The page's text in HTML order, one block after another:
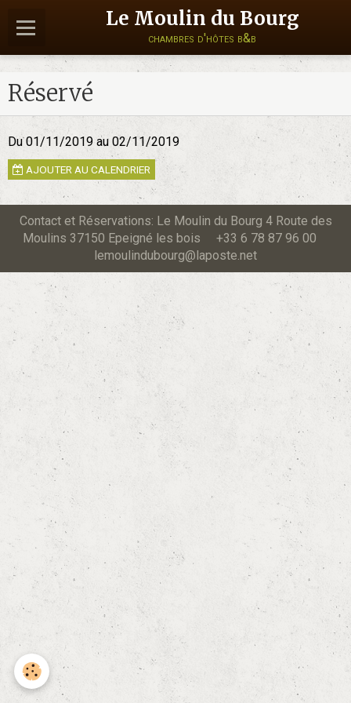
Le Moulin du Bourg
chambres d'hôtes b&b
Réservé
Du 01/11/2019 au 02/11/2019
AJOUTER AU CALENDRIER
Contact et Réservations: Le Moulin du Bourg 4 Route des
Moulins 37150 Epeigné les bois +33 6 78 87 96 00
lemoulindubourg@laposte.net